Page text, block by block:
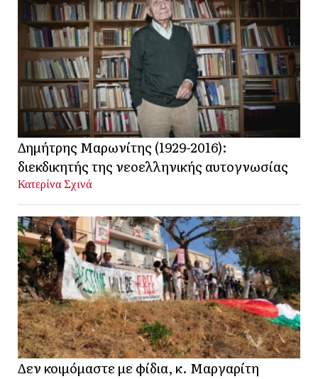
Δημήτρης Μαρωνίτης (1929-2016):
διεκδικητής της νεοελληνικής αυτογνωσίας
Κατερίνα Σχινά
Δεν κοιμόμαστε με φίδια, κ. Μαργαρίτη